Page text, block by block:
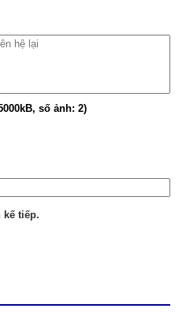
số ảnh: 2)
tiếp.